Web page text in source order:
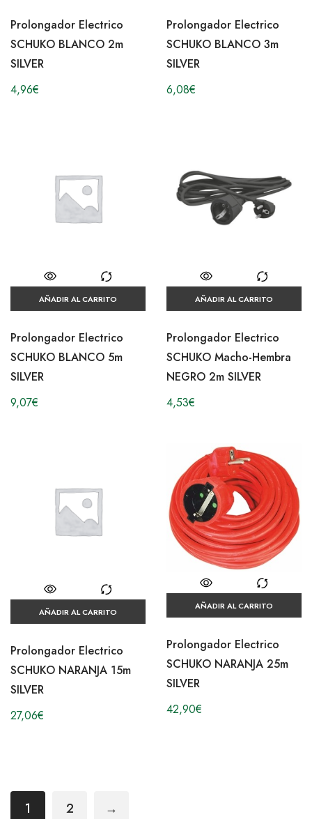
Prolongador Electrico
SCHUKO BLANCO 2m
SILVER
4,96€
Prolongador Electrico
SCHUKO BLANCO 3m
SILVER
6,08€
AÑADIR AL CARRITO
Prolongador Electrico
SCHUKO BLANCO 5m
SILVER
9,07€
AÑADIR AL CARRITO
Prolongador Electrico
SCHUKO Macho-Hembra
NEGRO 2m SILVER
4,53€
AÑADIR AL CARRITO
Prolongador Electrico
SCHUKO NARANJA 15m
SILVER
27,06€
AÑADIR AL CARRITO
Prolongador Electrico
SCHUKO NARANJA 25m
SILVER
42,90€
1 2 →